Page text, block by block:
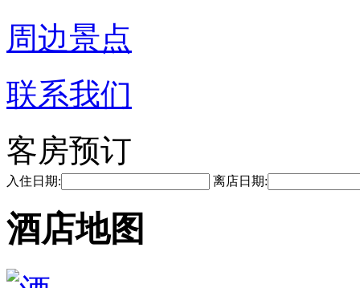
周边景点
联系我们
客房预订
入住日期: 离店日期:
酒店地图